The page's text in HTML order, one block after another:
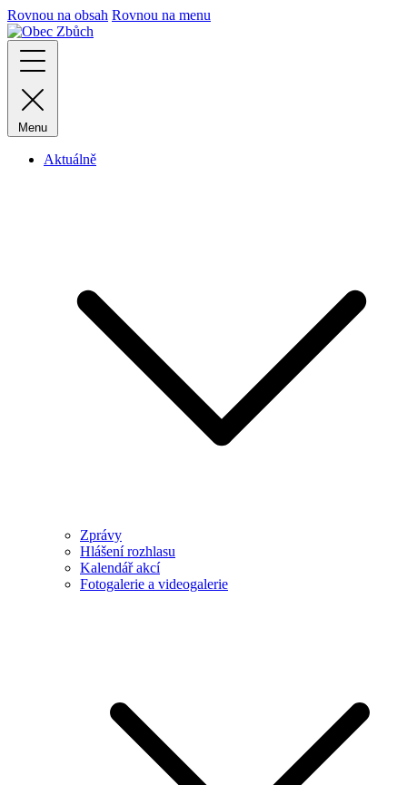
Rovnou na obsah Rovnou na menu
Menu
Aktuálně
Zprávy
Hlášení rozhlasu
Kalendář akcí
Fotogalerie a videogalerie